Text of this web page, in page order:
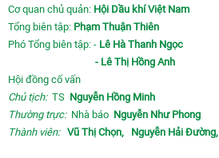
Cơ quan chủ quản: Hội Dầu khí Việt Nam
Tổng biên tập: Phạm Thuận Thiên
Phó Tổng biên tập: - Lê Hà Thanh Ngọc
- Lê Thị Hồng Anh
Hội đồng cố vấn
Chủ tịch:TS Nguyễn Hồng Minh
Thường trực: Nhà báo Nguyễn Như Phong
Thành viên: Vũ Thị Chọn, Nguyễn Hải Đường,